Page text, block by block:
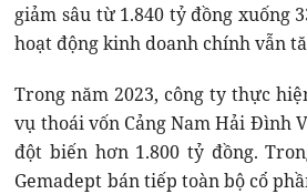
giảm sâu từ 1.840 tỷ đồng xuống
hoạt động kinh doanh chính vẫn
Trong năm 2023, công ty thực
vụ thoái vốn Cảng Nam Hải Đình
đột biến hơn 1.800 tỷ đồng.
Gemadept bán tiếp toàn bộ cổ